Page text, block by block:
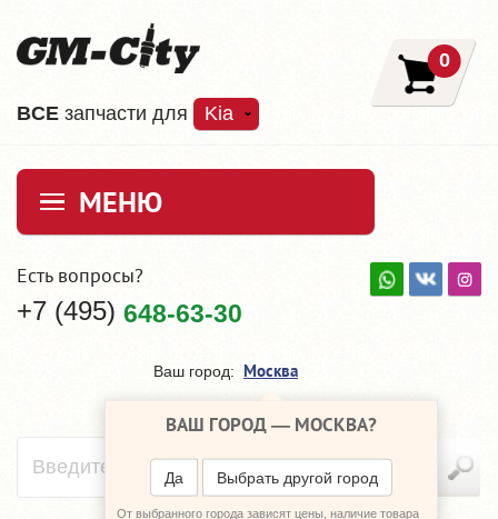
ВCE запчасти для Kia
0
МЕНЮ
Есть вопросы?
+7 (495) 648-63-30
Ваш город: Москва
ВАШ ГОРОД — МОСКВА?
Да Выбрать другой город
От выбранного города зависят цены, наличие товара